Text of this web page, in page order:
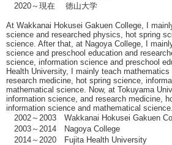
2020～現在 徳山大学
At Wakkanai Hokusei Gakuen College, I
science and researched physics, hot spring
science. After that, at Nagoya College, I
science and preschool education and
science, information science and preschool
Health University, I mainly teach mathematics
research medicine, hot spring science,
mathematical science. Now, at Tokuyama
information science, and research medicine,
information science and mathematical science.
2002～2003 Wakkanai Hokusei Gakuen
2003～2014 Nagoya College
2014～2020 Fujita Health University